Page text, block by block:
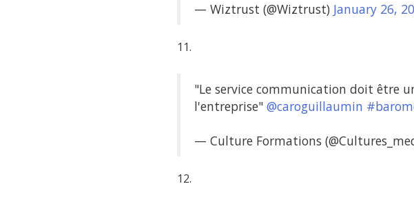
— Wiztrust (@Wiztrust) January 26,
11.
"Le service communication doit être
l'entreprise" @caroguillaumin
— Culture Formations
12.